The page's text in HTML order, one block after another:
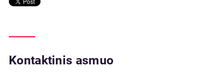
Kontaktinis asmuo